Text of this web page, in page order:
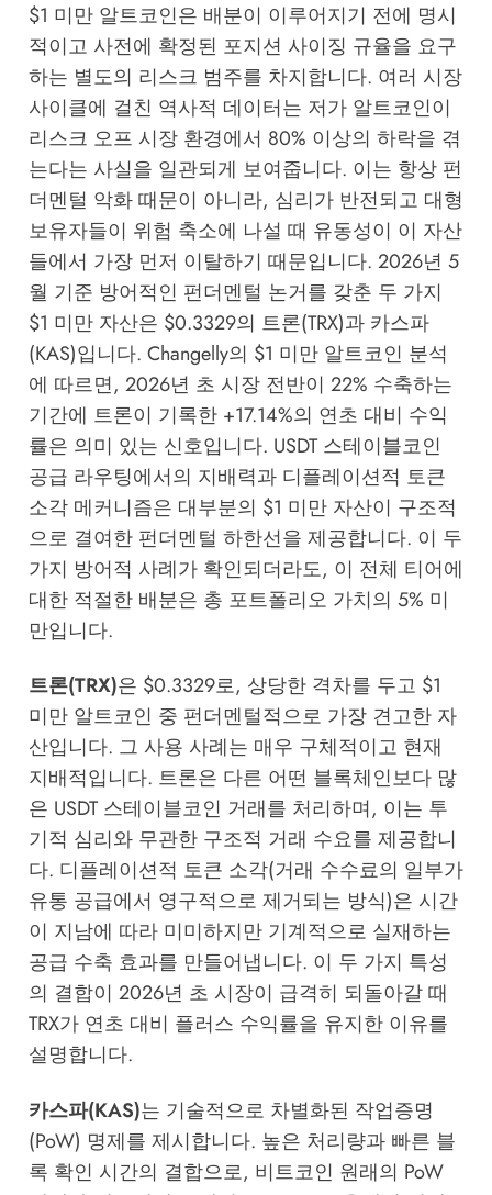
$1 미만 알트코인은 배분이 이루어지기 전에 명시
적이고 사전에 확정된 포지션 사이징 규율을 요구
하는 별도의 리스크 범주를 차지합니다. 여러 시장
사이클에 걸친 역사적 데이터는 저가 알트코인이
리스크 오프 시장 환경에서 80% 이상의 하락을 겪
는다는 사실을 일관되게 보여줍니다. 이는 항상 펀
더멘털 악화 때문이 아니라, 심리가 반전되고 대형
보유자들이 위험 축소에 나설 때 유동성이 이 자산
들에서 가장 먼저 이탈하기 때문입니다. 2026년 5
월 기준 방어적인 펀더멘털 논거를 갖춘 두 가지
$1 미만 자산은 $0.3329의 트론(TRX)과 카스파
(KAS)입니다. Changelly의 $1 미만 알트코인 분석
에 따르면, 2026년 초 시장 전반이 22% 수축하는
기간에 트론이 기록한 +17.14%의 연초 대비 수익
률은 의미 있는 신호입니다. USDT 스테이블코인
공급 라우팅에서의 지배력과 디플레이션적 토큰
소각 메커니즘은 대부분의 $1 미만 자산이 구조적
으로 결여한 펀더멘털 하한선을 제공합니다. 이 두
가지 방어적 사례가 확인되더라도, 이 전체 티어에
대한 적절한 배분은 총 포트폴리오 가치의 5% 미
만입니다.
트론(TRX)은 $0.3329로, 상당한 격차를 두고 $1
미만 알트코인 중 펀더멘털적으로 가장 견고한 자
산입니다. 그 사용 사례는 매우 구체적이고 현재
지배적입니다. 트론은 다른 어떤 블록체인보다 많
은 USDT 스테이블코인 거래를 처리하며, 이는 투
기적 심리와 무관한 구조적 거래 수요를 제공합니
다. 디플레이션적 토큰 소각(거래 수수료의 일부가
유통 공급에서 영구적으로 제거되는 방식)은 시간
이 지남에 따라 미미하지만 기계적으로 실재하는
공급 수축 효과를 만들어냅니다. 이 두 가지 특성
의 결합이 2026년 초 시장이 급격히 되돌아갈 때
TRX가 연초 대비 플러스 수익률을 유지한 이유를
설명합니다.
카스파(KAS)는 기술적으로 차별화된 작업증명
(PoW) 명제를 제시합니다. 높은 처리량과 빠른 블
록 확인 시간의 결합으로, 비트코인 원래의 PoW